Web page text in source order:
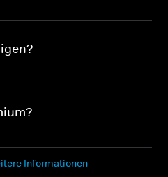
Informationen